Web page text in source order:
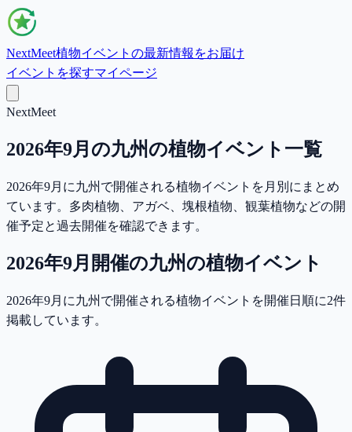
NextMeet植物イベントの最新情報をお届け
イベントを探すマイページ
NextMeet
2026年9月の九州の植物イベント一覧
2026年9月に九州で開催される植物イベントを月別にまとめ
ています。多肉植物、アガベ、塊根植物、観葉植物などの開
催予定と過去開催を確認できます。
2026年9月 開催の九州の植物イベント
2026年9月に九州で開催される植物イベントを開催日順に2件
掲載しています。